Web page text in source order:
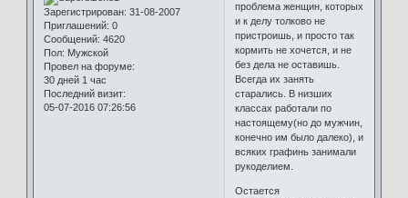
Зарегистрирован: 31-08-2007
Приглашений: 0
Сообщений: 4620
Пол: Мужской
Провел на форуме:
30 дней 1 час
Последний визит:
05-07-2016 07:26:56
проблема женщин, которых
и к делу толково не
пристроишь, и просто так
кормить не хочется, и не
без дела не оставишь.
Всегда их занять
старались. В низших
классах работали по
настоящему(но до мужчин,
конечно им было далеко), и
всяких графинь занимали
рукоделием.
Остается